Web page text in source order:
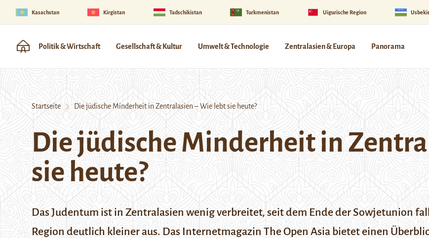
Kasachstan Kirgistan Tadschikistan Turkmenistan Uigurische Region
Politik & Wirtschaft Gesellschaft & Kultur Umwelt & Technologie Zentralasien & Europa Panorama
Startseite Die jüdische Minderheit in Zentralasien – Wie lebt sie heute?
Die jüdische Minderheit in
sie heute?
Das Judentum ist in Zentralasien wenig verbreitet, seit dem Ende der Sowjetunion
Region deutlich kleiner aus. Das Internetmagazin The Open Asia bietet einen